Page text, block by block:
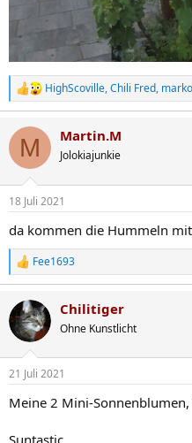
R
e
k
i
e
:
HighScoville,Chili Fred,
M Martin.M
Jolokiajunkie
18 Juli 2021
da kommen die Hummeln
R
e
k
t
i
e
:
Fee1693
Chilitiger
Ohne Kunstlicht
21 Juli 2021
Meine 2 Mini-